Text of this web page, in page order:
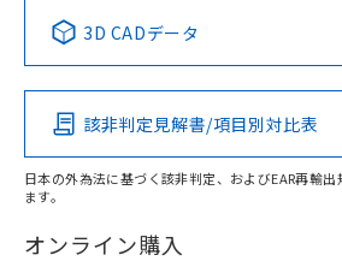
Pb Hg
O
在庫等で未対応品が混在する可能性が
この製品の規格認
その他の認証はこちらのペー
3D CADデータ
該非判定見解書/項目別対比表
日本の外為法に基づく該非判定、およびEAR再輸
ます。
オンライン購入